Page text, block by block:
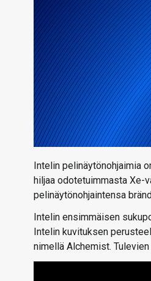
Intelin pelinäytönohjaimia
hiljaa odotetuimmasta Xe-
pelinäytönohjaintensa
Intelin ensimmäisen
Intelin kuvituksen
nimellä Alchemist.